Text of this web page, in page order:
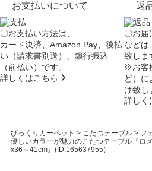
お支払いについて
〇お支払い方法は、
カード決済、Amazon Pay、後払
い（請求書別送）、銀行振込
（前払い）です。
詳しくはこちら
返
〇お届
などは
致しま
※お客
ど）に
け致し
詳しく
びっくりカーペット > こたつテーブル> フ
優しいカラーが魅力のこたつテーブル『
x36～41cm』(ID:165637955)